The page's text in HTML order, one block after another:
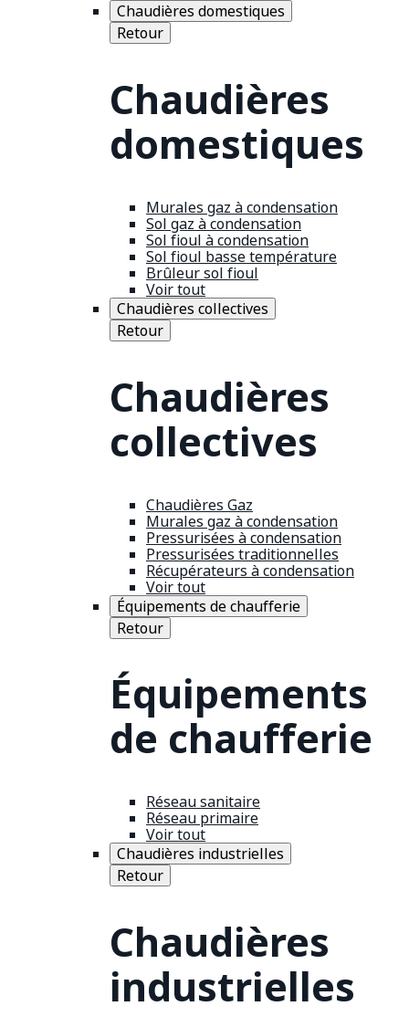
Chaudières domestiques
Retour
Chaudières
domestiques
Murales gaz à condensation
Sol gaz à condensation
Sol fioul à condensation
Sol fioul basse température
Brûleur sol fioul
Voir tout
Chaudières collectives
Retour
Chaudières
collectives
Chaudières Gaz
Murales gaz à condensation
Pressurisées à condensation
Pressurisées traditionnelles
Récupérateurs à condensation
Voir tout
Équipements de chaufferie
Retour
Équipements
de chaufferie
Réseau sanitaire
Réseau primaire
Voir tout
Chaudières industrielles
Retour
Chaudières
industrielles